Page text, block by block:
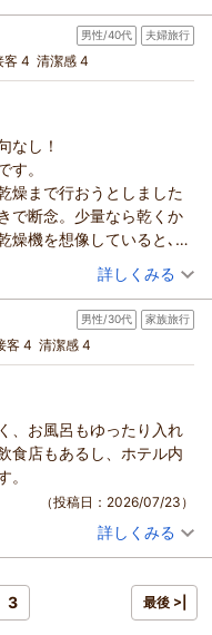
よりお待ちしておりま
に旅行へGO！ペット同室
/税込)
返信
イ幕張〉にご宿泊いた
す。
まして、重ねてお礼申
ただいてしまい、大変申
様のニーズに応えられる
。
てまいります。
よりお待ちしておりま
（返信日：2026/07/29）
男性/40代 夫婦旅行
客 4 清潔感 4
なし！
す。
燥まで行おうとしました
で断念。少量なら乾くか
燥機を想像していると､､､
れるなど､､､便利な機能が
､､､結果変わらず。宿泊料
の衣類を持ち歩く結果と
（投稿日：2026/07/23）
※リクエスト不可
/税込)
の返信
ベイ幕張〉にご宿泊い
をいただけましたよう
足いただけるホテル造り
便をおかけしてしまい
詳しくみる
男性/30代 家族旅行
客 4 清潔感 4
、お風呂もゆったり入れ
食店もあるし、ホテル内
。
（投稿日：2026/07/23）
/税込)
詳しくみる
3 最後 >|